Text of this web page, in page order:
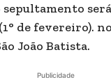
sepultamento
de fevereiro).
João Batista.
Publicidade